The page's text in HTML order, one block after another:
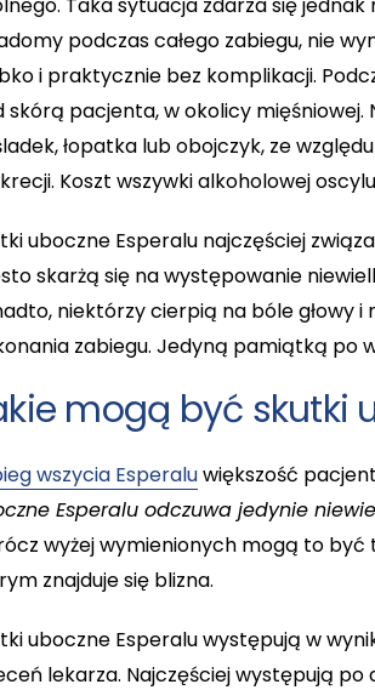
podczas całego zabiegu, nie
i praktycznie bez komplikacji.
skórą pacjenta, w okolicy
łopatka lub obojczyk, ze
Koszt wszywki alkoholowej
uboczne Esperalu najczęściej
skarżą się na występowanie
niektórzy cierpią na bóle głowy
zabiegu. Jedyną pamiątką po
mogą być skutki
wszycia Esperaluwiększość
Esperalu odczuwa jedynie
wyżej wymienionych mogą to być
znajduje się blizna.
uboczne Esperalu występują w
lekarza. Najczęściej występują